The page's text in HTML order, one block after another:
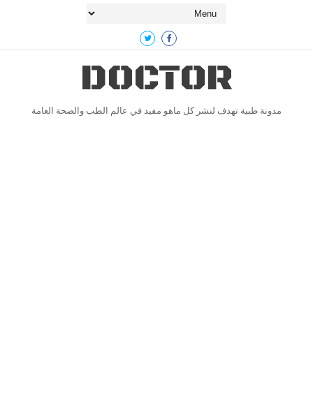
DOCTOR
مدونة طبية تهدف لنشر كل ماهو مفيد في عالم الطب والصحة العامة